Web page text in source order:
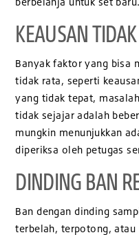
KEAUSAN
Banyak faktor yang bisa
tidak rata, seperti
yang tidak tepat,
tidak sejajar adalah
mungkin menunjukkan
diperiksa oleh petugas
DINDING BAN
Ban dengan dinding
terbelah, terpotong,